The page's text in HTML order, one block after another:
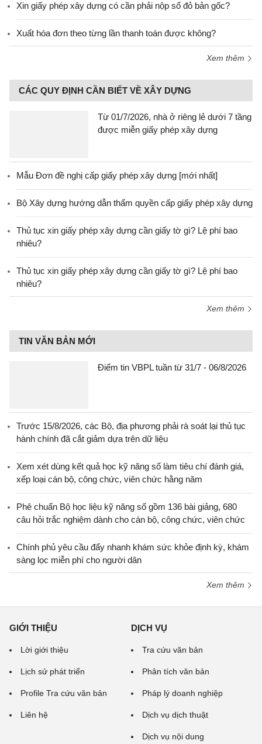
Xin giấy phép xây dựng có cần phải nộp sổ đỏ bản gốc?
Xuất hóa đơn theo từng lần thanh toán được không?
Xem thêm
CÁC QUY ĐỊNH CẦN BIẾT VỀ XÂY DỰNG
Từ 01/7/2026, nhà ở riêng lẻ dưới 7 tầng
được miễn giấy phép xây dựng
Mẫu Đơn đề nghị cấp giấy phép xây dựng [mới nhất]
Bộ Xây dựng hướng dẫn thẩm quyền cấp giấy phép xây dựng
Thủ tục xin giấy phép xây dựng cần giấy tờ gì? Lệ phí bao
nhiêu?
Thủ tục xin giấy phép xây dựng cần giấy tờ gì? Lệ phí bao
nhiêu?
Xem thêm
TIN VĂN BẢN MỚI
Điểm tin VBPL tuần từ 31/7 - 06/8/2026
Trước 15/8/2026, các Bộ, địa phương phải rà soát lại thủ tục
hành chính đã cắt giảm dựa trên dữ liệu
Xem xét dùng kết quả học kỹ năng số làm tiêu chí đánh giá,
xếp loại cán bộ, công chức, viên chức hằng năm
Phê chuẩn Bộ học liệu kỹ năng số gồm 136 bài giảng, 680
câu hỏi trắc nghiệm dành cho cán bộ, công chức, viên chức
Chính phủ yêu cầu đẩy nhanh khám sức khỏe định kỳ, khám
sàng lọc miễn phí cho người dân
Xem thêm
GIỚI THIỆU
Lời giới thiệu
Lịch sử phát triển
Profile Tra cứu văn bản
Liên hệ
DỊCH VỤ
Tra cứu văn bản
Phân tích văn bản
Pháp lý doanh nghiệp
Dịch vụ dịch thuật
Dịch vụ nội dung